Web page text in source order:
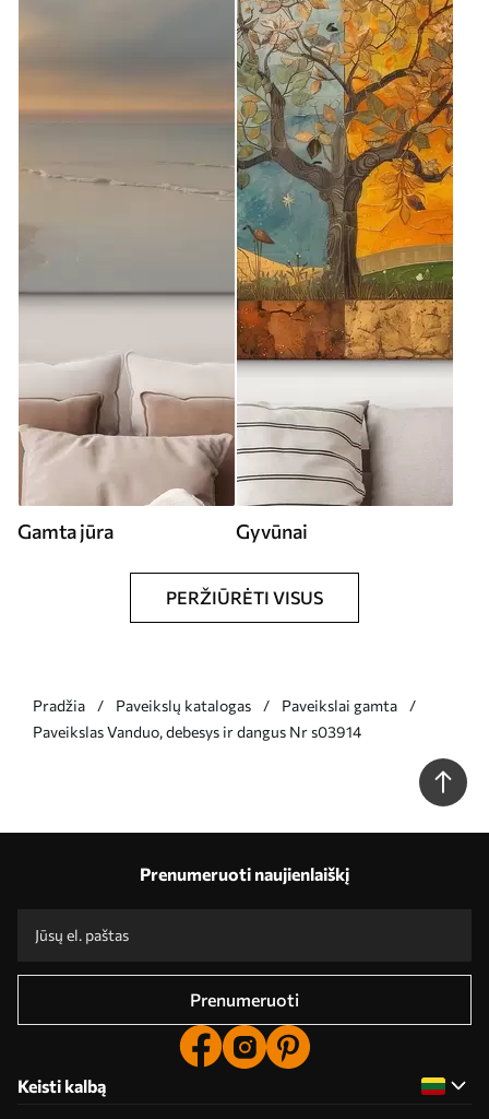
Gamta jūra Gyvūnai
PERŽIŪRĖTI VISUS
Pradžia Paveikslų katalogas
Paveikslai gamta
Paveikslas Vanduo, debesys ir dangus Nr s03914
Prenumeruoti naujienlaiškį
Prenumeruoti
Keisti kalbą